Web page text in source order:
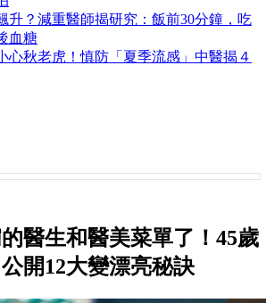
升？減重醫師揭研究：飯前30分鐘，吃
血糖
心秋老虎！慎防「夏季流感」中醫揭４
醫生和醫美菜單了！45歲
開12大變漂亮秘訣